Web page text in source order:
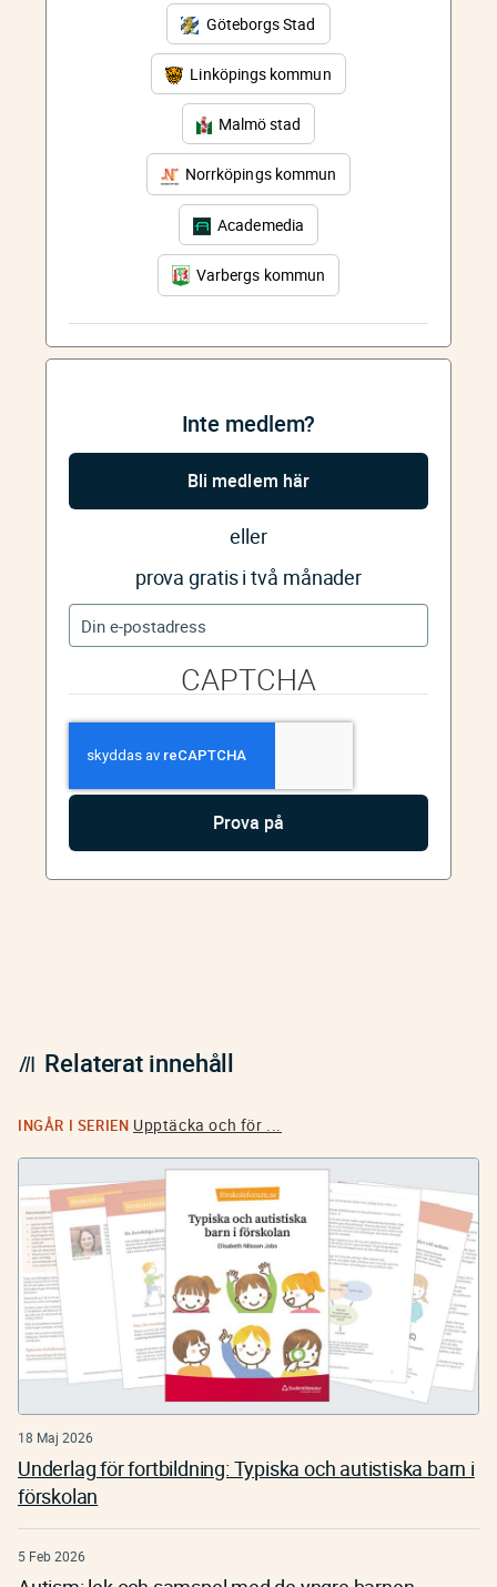
Göteborgs Stad
Linköpings kommun
Malmö stad
Norrköpings kommun
Academedia
Varbergs kommun
Inte medlem?
Bli medlem här
eller
prova gratis i två månader
CAPTCHA
Relaterat innehåll
INGÅR I SERIEN Upptäcka och för ...
18 Maj 2026
Underlag för fortbildning: Typiska och autistiska barn i
förskolan
5 Feb 2026